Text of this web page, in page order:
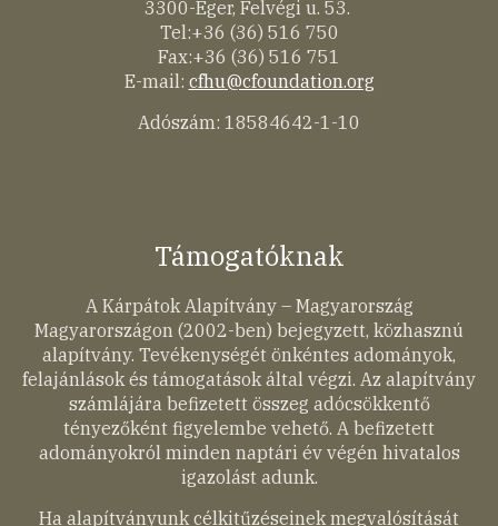
3300-Eger, Felvégi u. 53.
Tel:+36 (36) 516 750
Fax:+36 (36) 516 751
E-mail: cfhu@cfoundation.org
Adószám: 18584642-1-10
Támogatóknak
A Kárpátok Alapítvány – Magyarország
Magyarországon (2002-ben) bejegyzett, közhasznú
alapítvány. Tevékenységét önkéntes adományok,
felajánlások és támogatások által végzi. Az alapítvány
számlájára befizetett összeg adócsökkentő
tényezőként figyelembe vehető. A befizetett
adományokról minden naptári év végén hivatalos
igazolást adunk.
Ha alapítványunk célkitűzéseinek megvalósítását